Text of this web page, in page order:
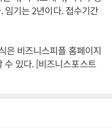
임기는 2년이다. 접수기간
은 비즈니스피플 홈페이지
있다. [비즈니스포스트